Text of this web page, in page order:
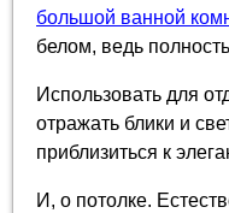
большой ванной
белом, ведь
Использовать для
отражать блики и
приблизиться к
И, о потолке.